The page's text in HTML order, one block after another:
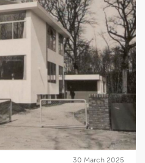
geïsoleerde schil op de
van overstekken, grote
van stucwerk en de
ontstaat samen met
van dit project dat deze
Goudriaan.
30 March 2025